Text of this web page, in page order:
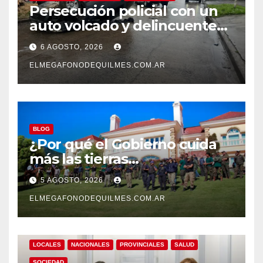
Persecución policial con un
auto volcado y delincuentes
detenidos en San Francisco
Solano
6 AGOSTO, 2026
ELMEGAFONODEQUILMES.COM.AR
BLOG
¿Por qué el Gobierno cuida
más las tierras
extranjerizadas que el
patrimonio de todos los
argentinos?
5 AGOSTO, 2026
ELMEGAFONODEQUILMES.COM.AR
LOCALES NACIONALES PROVINCIALES SALUD